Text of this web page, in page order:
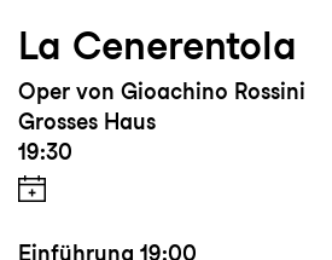
La Cenerentola
Oper von Gioachino Rossini
Grosses Haus
19:30
Einführung 19:00